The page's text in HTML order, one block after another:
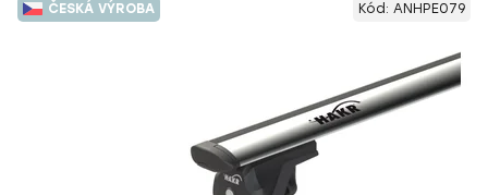
ČESKÁ VÝROBA Kód: ANHPE079